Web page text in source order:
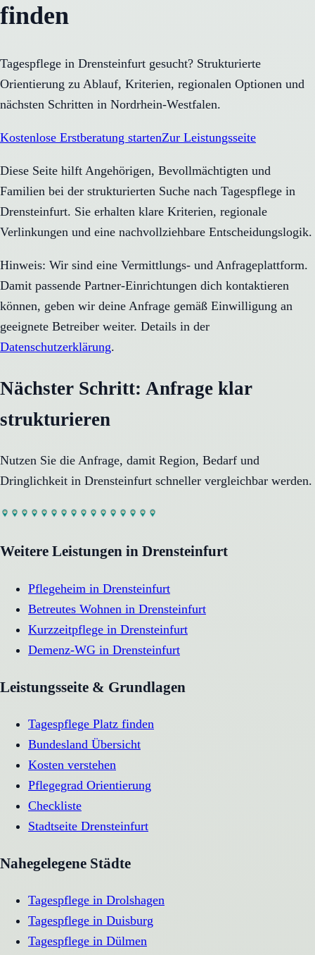
finden
Tagespflege in Drensteinfurt gesucht? Strukturierte
Orientierung zu Ablauf, Kriterien, regionalen Optionen und
nächsten Schritten in Nordrhein-Westfalen.
Kostenlose Erstberatung startenZur Leistungsseite
Diese Seite hilft Angehörigen, Bevollmächtigten und
Familien bei der strukturierten Suche nach Tagespflege in
Drensteinfurt. Sie erhalten klare Kriterien, regionale
Verlinkungen und eine nachvollziehbare Entscheidungslogik.
Hinweis: Wir sind eine Vermittlungs- und Anfrageplattform.
Damit passende Partner-Einrichtungen dich kontaktieren
können, geben wir deine Anfrage gemäß Einwilligung an
geeignete Betreiber weiter. Details in der
Datenschutzerklärung.
Nächster Schritt: Anfrage klar
strukturieren
Nutzen Sie die Anfrage, damit Region, Bedarf und
Dringlichkeit in Drensteinfurt schneller vergleichbar werden.
Weitere Leistungen in Drensteinfurt
Pflegeheim in Drensteinfurt
Betreutes Wohnen in Drensteinfurt
Kurzzeitpflege in Drensteinfurt
Demenz-WG in Drensteinfurt
Leistungsseite & Grundlagen
Tagespflege Platz finden
Bundesland Übersicht
Kosten verstehen
Pflegegrad Orientierung
Checkliste
Stadtseite Drensteinfurt
Nahegelegene Städte
Tagespflege in Drolshagen
Tagespflege in Duisburg
Tagespflege in Dülmen